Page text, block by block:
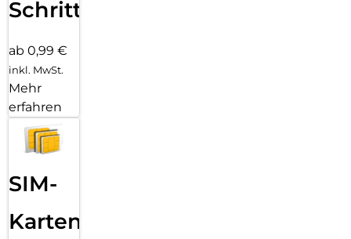
Schritten
ab 0,99 €
inkl. MwSt.
Mehr
erfahren
SIM-
Karten